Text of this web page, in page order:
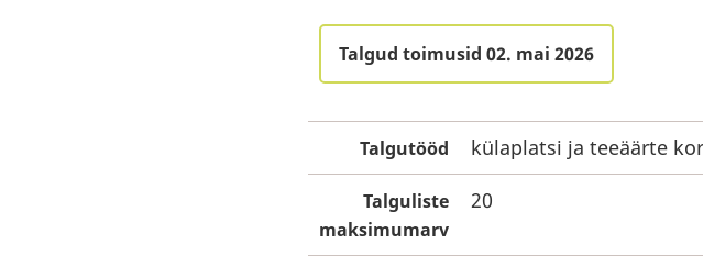
Talgud toimusid 02. mai 2026
Talgutööd külaplatsi ja teeäärte
Talguliste
maksimumarv
20